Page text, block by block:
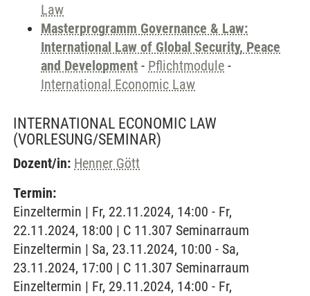
Law
Masterprogramm Governance & Law:
International Law of Global Security, Peace
and Development - Pflichtmodule -
International Economic Law
INTERNATIONAL ECONOMIC LAW
(VORLESUNG/SEMINAR)
Dozent/in: Henner Gött
Termin:
Einzeltermin | Fr, 22.11.2024, 14:00 - Fr,
22.11.2024, 18:00 | C 11.307 Seminarraum
Einzeltermin | Sa, 23.11.2024, 10:00 - Sa,
23.11.2024, 17:00 | C 11.307 Seminarraum
Einzeltermin | Fr, 29.11.2024, 14:00 - Fr,